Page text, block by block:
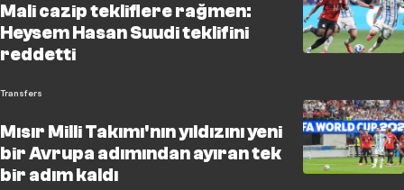
Mali cazip tekliflere rağmen:
Heysem Hasan Suudi teklifini
reddetti
Transfers
Mısır Milli Takımı'nın yıldızını yeni
bir Avrupa adımından ayıran tek
bir adım kaldı